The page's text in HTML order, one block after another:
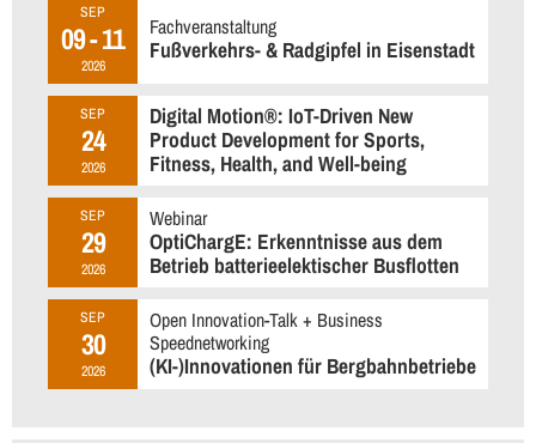
SEP
09 - 11
2026
Fachveranstaltung
Fußverkehrs- & Radgipfel in Eisenstadt
SEP
24
2026
Digital Motion®: IoT-Driven New
Product Development for Sports,
Fitness, Health, and Well-being
SEP
29
2026
Webinar
OptiChargE: Erkenntnisse aus dem
Betrieb batterieelektischer Busflotten
SEP
30
2026
Open Innovation-Talk + Business
Speednetworking
(KI-)Innovationen für Bergbahnbetriebe